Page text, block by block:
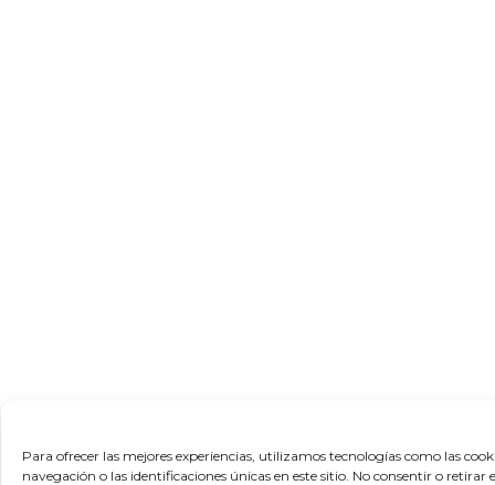
Para ofrecer las mejores experiencias, utilizamos tecnologías como las
navegación o las identificaciones únicas en este sitio. No consentir o